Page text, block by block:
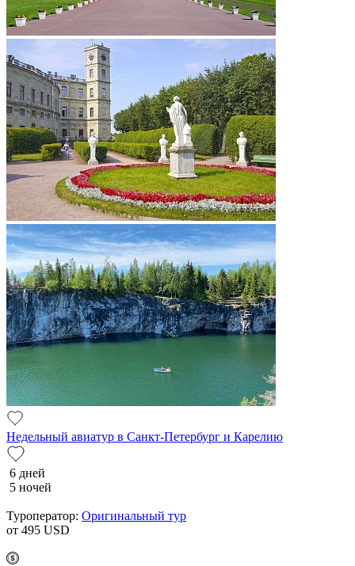
Недельный авиатур в Санкт-Петербург и Карелию
6 дней
5 ночей
Туроператор: Оригинальный тур
от 495 USD